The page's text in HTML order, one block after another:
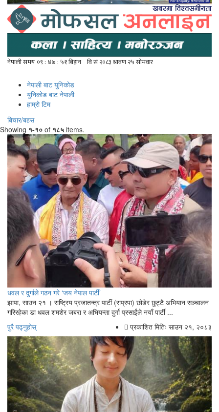
नेपाली बाट युनिकोड
युनिकोड बाट नेपाली
हाम्रो टिम
बिचार/बहस
Showing १-१० of १८५ items.
धवल र दुर्गाले गठन गरे ‘जय नेपाल पार्टी’
झापा, साउन २१ । राष्ट्रिय प्रजातन्त्र पार्टी (राप्रपा) छोडेर छुट्टै अभियान सञ्चालन
गरिरहेका डा धवल शमशेर जबरा र अभियन्ता दुर्गा प्रसाईंले नयाँ पार्टी ...
पुरै पढ्नुहोस्
प्रकाशित मितिः साउन २१, २०८३